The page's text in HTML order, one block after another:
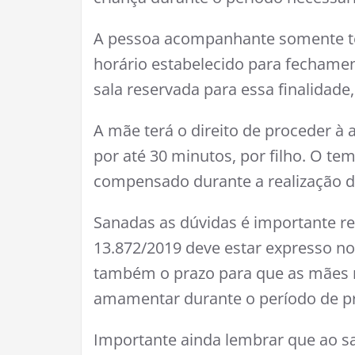
A pessoa acompanhante somente
horário estabelecido para
sala reservada para essa
A mãe terá o direito de proceder à
por até 30 minutos, por filho. O
compensado durante a realização
Sanadas as dúvidas é importante
13.872/2019 deve estar expresso
também o prazo para que as
amamentar durante o período de
Importante ainda lembrar que ao